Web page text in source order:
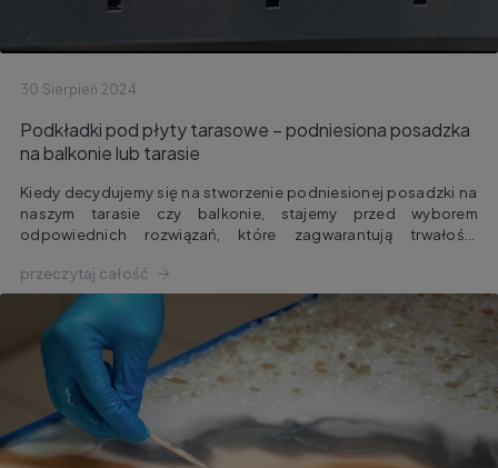
30 Sierpień 2024
Podkładki pod płyty tarasowe – podniesiona posadzka
na balkonie lub tarasie
Kiedy decydujemy się na stworzenie podniesionej posadzki na
naszym tarasie czy balkonie, stajemy przed wyborem
odpowiednich rozwiązań, które zagwarantują trwałość,
podkładki tarasowe pod nawierzchnię wentylowaną – małe, ale
niezwykle ważne komponenty, które odgrywają dużą rolę w
utrzymaniu jakości naszej przestrzeni zewnętrznej.
przeczytaj całość